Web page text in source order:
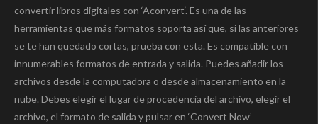
convertir libros digitales con ‘Aconvert‘. Es una de las
herramientas que más formatos soporta así que, si las anteriores
se te han quedado cortas, prueba con esta. Es compatible con
innumerables formatos de entrada y salida. Puedes añadir los
archivos desde la computadora o desde almacenamiento en la
nube. Debes elegir el lugar de procedencia del archivo, elegir el
archivo, el formato de salida y pulsar en ‘Convert Now’